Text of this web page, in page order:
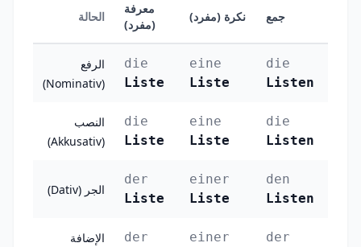
الحالة
معرفة
(مفرد)
نكرة (مفرد) جمع
الرفع
(Nominativ)
die
Liste
eine
Liste
die
Listen
النصب
(Akkusativ)
die
Liste
eine
Liste
die
Listen
الجر (Dativ)
der
Liste
einer
Liste
den
Listen
الإضافة
der
einer
der